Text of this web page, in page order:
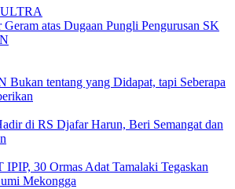
atas Dugaan Pungli Pengurusan SK
tentang yang Didapat, tapi Seberapa
di RS Djafar Harun, Beri Semangat dan
30 Ormas Adat Tamalaki Tegaskan
Mekongga